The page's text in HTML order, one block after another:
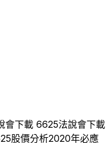
會下載 6625法說會下載
股價分析2020年必應